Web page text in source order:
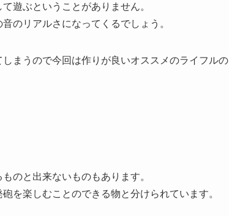
遊ぶということがありません。
のリアルさになってくるでしょう。
まうので今回は作りが良いオススメのライフルの
のと出来ないものもあります。
を楽しむことのできる物と分けられています。